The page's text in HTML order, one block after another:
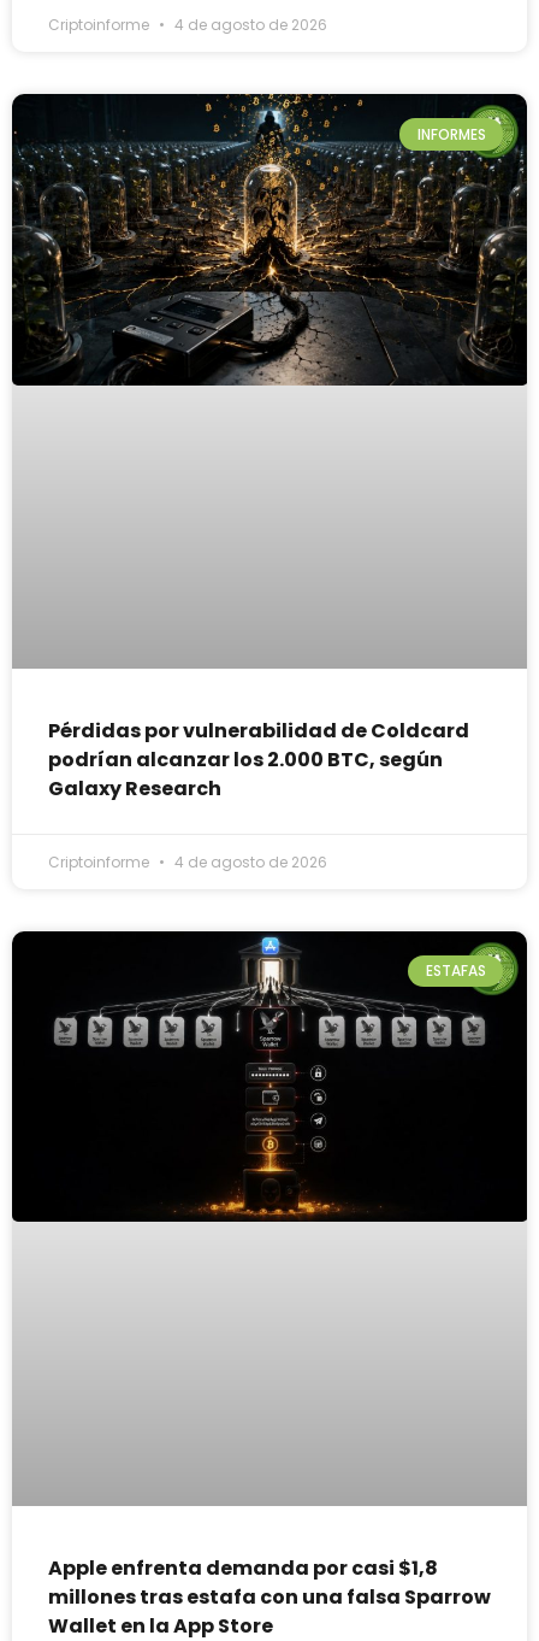
Criptoinforme 4 de agosto de 2026
INFORMES
Pérdidas por vulnerabilidad de Coldcard
podrían alcanzar los 2.000 BTC, según
Galaxy Research
Criptoinforme 4 de agosto de 2026
ESTAFAS
Apple enfrenta demanda por casi $1,8
millones tras estafa con una falsa Sparrow
Wallet en la App Store